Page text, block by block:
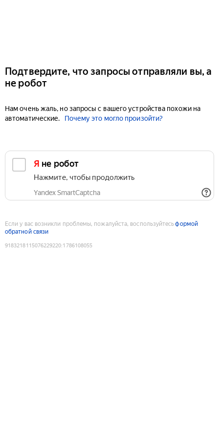
Подтвердите, что запросы отправляли вы, а
не робот
Нам очень жаль, но запросы с вашего устройства похожи на
автоматические.
Почему это могло произойти?
Я не робот
Нажмите, чтобы продолжить
Yandex SmartCaptcha
Если у вас возникли проблемы, пожалуйста, воспользуйтесьформой
обратной связи
9183218115076229220:1786108055